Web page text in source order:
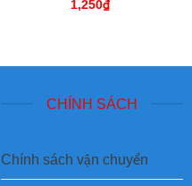
1,250₫
CHÍNH SÁCH
Chính sách vận chuyển